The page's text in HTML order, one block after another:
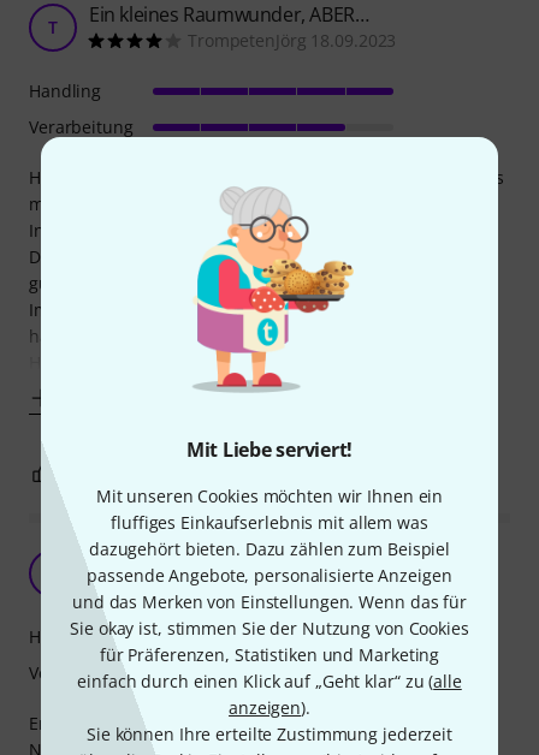
Mit Liebe serviert!
Mit unseren Cookies möchten wir Ihnen ein
fluffiges Einkaufserlebnis mit allem was
dazugehört bieten. Dazu zählen zum Beispiel
passende Angebote, personalisierte Anzeigen
und das Merken von Einstellungen. Wenn das für
Sie okay ist, stimmen Sie der Nutzung von Cookies
für Präferenzen, Statistiken und Marketing
einfach durch einen Klick auf „Geht klar“ zu (alle
anzeigen).
Sie können Ihre erteilte Zustimmung jederzeit
T Ein kleines Raumwunder, ABER…
TrompetenJörg 18.09.2023
Habe mir den Rucksack gekauft, um den ganzen Ballast aus
meinem Trompetenkoffer raus zu bekommen.
Ins vorderen Fach passen wunderbar ein schmaler Ordner
DinA4, mehrere Mappen und ein Marschbuch. Soweit so
gut.
Im hinteren Fach, das durch eine Mittelwand getrennt ist
habe ich einen großen Notenständer eines renommierten
Herstellers (mit zwei Buchstaben und
Handling
Verarbeitung
Sehr praktisch und geräumig
Kunstträumerin 22.05.2023
Endlich ein Rucksack der die richtige Größe hat um
Notenständer und Saxophonständer problemlos
Handling
Verarbeitung